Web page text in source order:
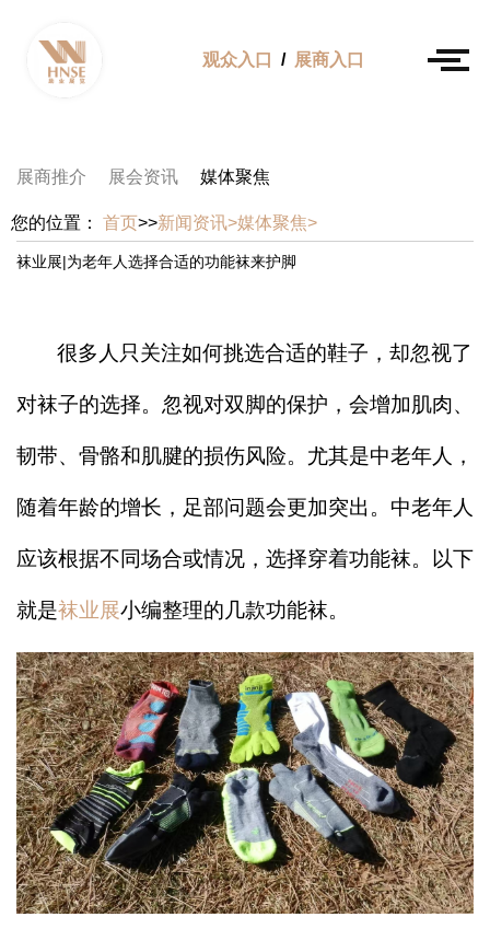
观众入口 / 展商入口
展商推介 展会资讯 媒体聚焦
您的位置： 首页>>新闻资讯>媒体聚焦>
袜业展|为老年人选择合适的功能袜来护脚
很多人只关注如何挑选合适的鞋子，却忽视了
对袜子的选择。忽视对双脚的保护，会增加肌肉、
韧带、骨骼和肌腱的损伤风险。尤其是中老年人，
随着年龄的增长，足部问题会更加突出。中老年人
应该根据不同场合或情况，选择穿着功能袜。以下
就是袜业展小编整理的几款功能袜。